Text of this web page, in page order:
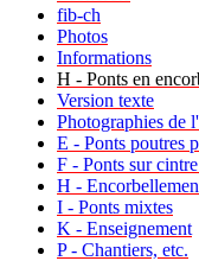
fib-ch
Photos
Informations
H - Ponts en
Version texte
Photographies de
E - Ponts poutres
F - Ponts sur
H -
I - Ponts mixtes
K - Enseignement
P - Chantiers, etc.